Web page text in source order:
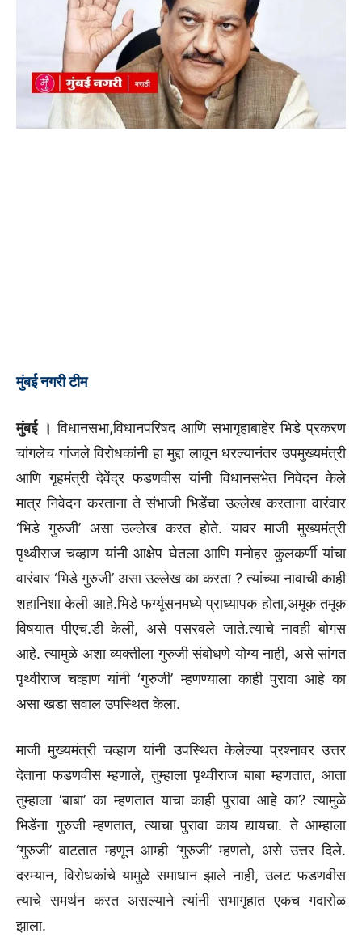
मुंबई नगरी टीम
मुंबई । विधानसभा,विधानपरिषद आणि सभागृहाबाहेर भिडे प्रकरण
चांगलेच गांजले विरोधकांनी हा मुद्दा लावून धरल्यानंतर उपमुख्यमंत्री
आणि गृहमंत्री देवेंद्र फडणवीस यांनी विधानसभेत निवेदन केले
मात्र निवेदन करताना ते संभाजी भिडेंचा उल्लेख करताना वारंवार
‘भिडे गुरुजी’ असा उल्लेख करत होते. यावर माजी मुख्यमंत्री
पृथ्वीराज चव्हाण यांनी आक्षेप घेतला आणि मनोहर कुलकर्णी यांचा
वारंवार ‘भिडे गुरुजी’ असा उल्लेख का करता ? त्यांच्या नावाची काही
शहानिशा केली आहे.भिडे फर्ग्यूसनमध्ये प्राध्यापक होता,अमूक तमूक
विषयात पीएच.डी केली, असे पसरवले जाते.त्याचे नावही बोगस
आहे. त्यामुळे अशा व्यक्तीला गुरुजी संबोधणे योग्य नाही, असे सांगत
पृथ्वीराज चव्हाण यांनी ‘गुरुजी’ म्हणण्याला काही पुरावा आहे का
असा खडा सवाल उपस्थित केला.
माजी मुख्यमंत्री चव्हाण यांनी उपस्थित केलेल्या प्रश्नावर उत्तर
देताना फडणवीस म्हणाले, तुम्हाला पृथ्वीराज बाबा म्हणतात, आता
तुम्हाला ‘बाबा’ का म्हणतात याचा काही पुरावा आहे का? त्यामुळे
भिडेंना गुरुजी म्हणतात, त्याचा पुरावा काय द्यायचा. ते आम्हाला
‘गुरुजी’ वाटतात म्हणून आम्ही ‘गुरुजी’ म्हणतो, असे उत्तर दिले.
दरम्यान, विरोधकांचे यामुळे समाधान झाले नाही, उलट फडणवीस
त्याचे समर्थन करत असल्याने त्यांनी सभागृहात एकच गदारोळ
झाला.